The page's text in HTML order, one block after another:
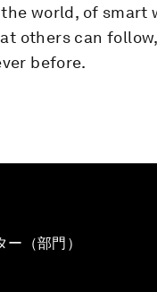
world, of smart
others can
before.
ー（部門）